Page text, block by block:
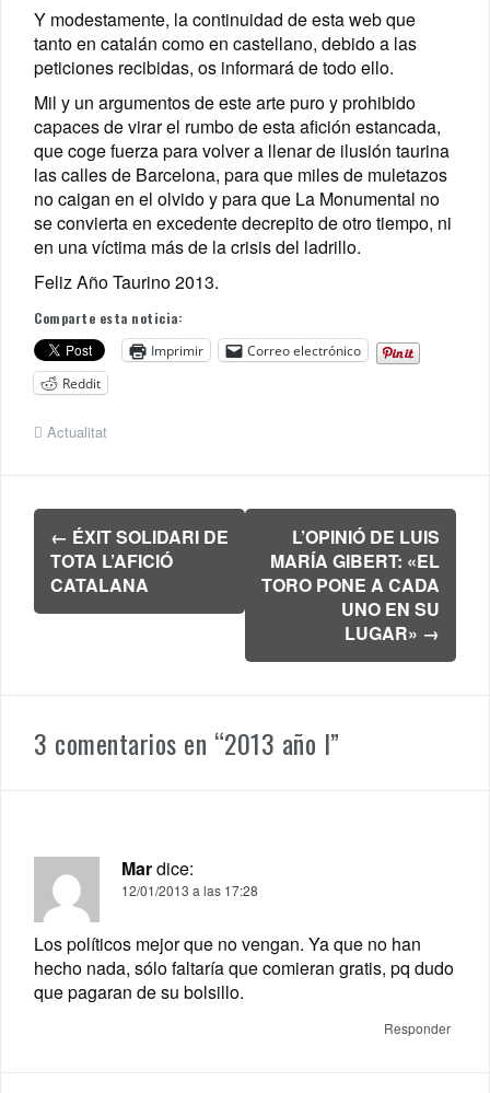
Y modestamente, la continuidad de esta web que
tanto en catalán como en castellano, debido a las
peticiones recibidas, os informará de todo ello.
Mil y un argumentos de este arte puro y prohibido
capaces de virar el rumbo de esta afición estancada,
que coge fuerza para volver a llenar de ilusión taurina
las calles de Barcelona, para que miles de muletazos
no caigan en el olvido y para que La Monumental no
se convierta en excedente decrepito de otro tiempo, ni
en una víctima más de la crisis del ladrillo.
Feliz Año Taurino 2013.
Comparte esta noticia:
Imprimir
Correo electrónico
Reddit
Actualitat
Navegación
de
entradas
← ÉXIT SOLIDARI DE
TOTA L’AFICIÓ
CATALANA
L’OPINIÓ DE LUIS
MARÍA GIBERT: «EL
TORO PONE A CADA
UNO EN SU
LUGAR» →
3 comentarios en “2013 año I”
Mardice:
12/01/2013 a las 17:28
Los políticos mejor que no vengan. Ya que no han
hecho nada, sólo faltaría que comieran gratis, pq dudo
que pagaran de su bolsillo.
Responder